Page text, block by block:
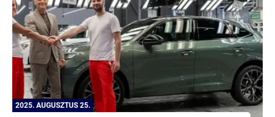
2025. AUGUSZTUS 25.